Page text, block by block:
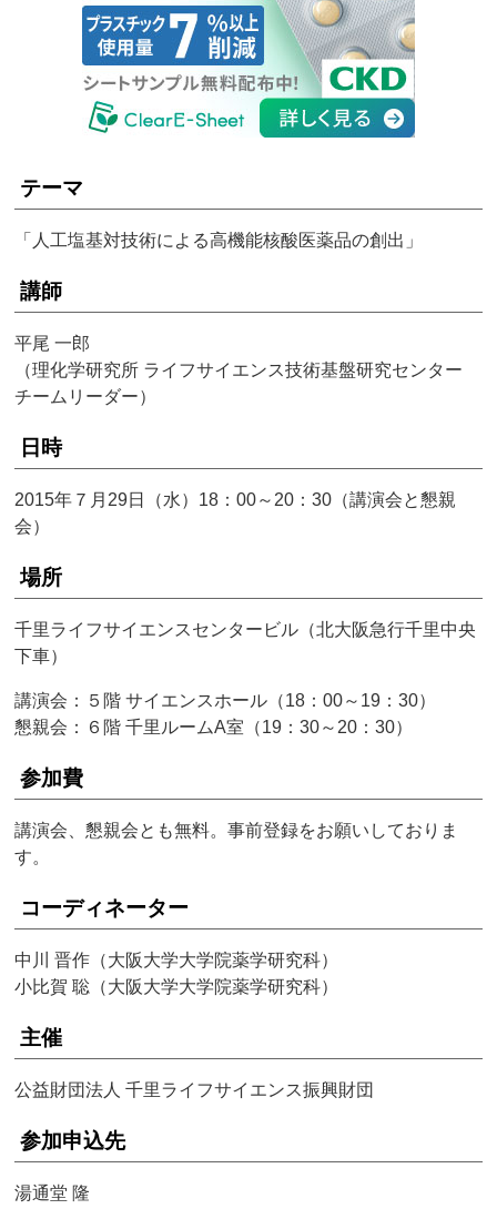
テーマ
「人工塩基対技術による高機能核酸医薬品の創出」
講師
平尾 一郎
（理化学研究所 ライフサイエンス技術基盤研究センター
チームリーダー）
日時
2015年７月29日（水）18：00～20：30（講演会と懇親
会）
場所
千里ライフサイエンスセンタービル（北大阪急行千里中央
下車）
講演会：５階 サイエンスホール（18：00～19：30）
懇親会：６階 千里ルームA室（19：30～20：30）
参加費
講演会、懇親会とも無料。事前登録をお願いしておりま
す。
コーディネーター
中川 晋作（大阪大学大学院薬学研究科）
小比賀 聡（大阪大学大学院薬学研究科）
主催
公益財団法人 千里ライフサイエンス振興財団
参加申込先
湯通堂 隆